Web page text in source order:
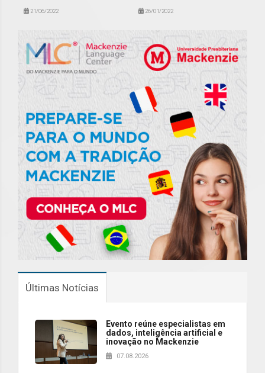
21/06/2022 26/01/2022
Últimas Notícias
Evento reúne especialistas em
dados, inteligência artificial e
inovação no Mackenzie
07.08.2026